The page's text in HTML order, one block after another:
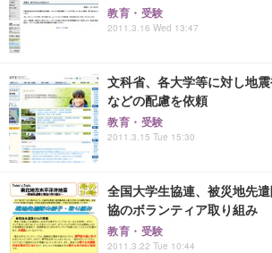
教育・受験
2011.3.16 Wed 13:47
文科省、各大学等に対し地
などの配慮を依頼
教育・受験
2011.3.15 Tue 15:30
全国大学生協連、被災地先
協のボランティア取り組み
教育・受験
2011.3.22 Tue 10:44